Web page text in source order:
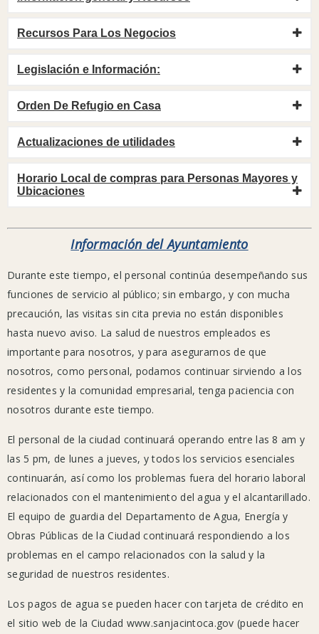
Public
los
y
la
Mundial
de
Salud.
Instalaciones
actuales
de
la
ciudad
que
están
Ayuntamiento
(cerrado
al
público,
el
personal
sigue
trabajando)
Recursos Para Los Negocios
Legislación e Información:
Orden De Refugio en Casa
Actualizaciones de utilidades
Horario Local de compras para Personas Mayores y
Ubicaciones
Información del Ayuntamiento
Durante este tiempo, el personal continúa desempeñando sus
funciones de servicio al público; sin embargo, y con mucha
precaución, las visitas sin cita previa no están disponibles
hasta nuevo aviso. La salud de nuestros empleados es
importante para nosotros, y para asegurarnos de que
nosotros, como personal, podamos continuar sirviendo a los
residentes y la comunidad empresarial, tenga paciencia con
nosotros durante este tiempo.
El personal de la ciudad continuará operando entre las 8 am y
las 5 pm, de lunes a jueves, y todos los servicios esenciales
continuarán, así como los problemas fuera del horario laboral
relacionados con el mantenimiento del agua y el alcantarillado.
El equipo de guardia del Departamento de Agua, Energía y
Obras Públicas de la Ciudad continuará respondiendo a los
problemas en el campo relacionados con la salud y la
seguridad de nuestros residentes.
Los pagos de agua se pueden hacer con tarjeta de crédito en
el sitio web de la Ciudad www.sanjacintoca.gov (puede hacer